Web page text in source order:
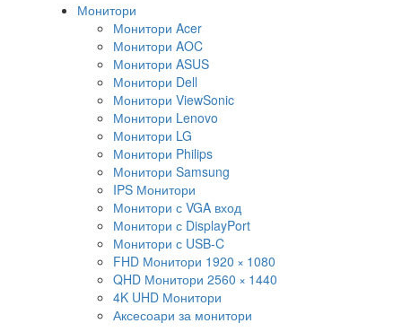
Монитори
Монитори Acer
Монитори AOC
Монитори ASUS
Монитори Dell
Монитори ViewSonic
Монитори Lenovo
Монитори LG
Монитори Philips
Монитори Samsung
IPS Монитори
Монитори с VGA вход
Монитори с DisplayPort
Монитори с USB-C
FHD Монитори 1920 × 1080
QHD Монитори 2560 × 1440
4K UHD Монитори
Аксесоари за монитори